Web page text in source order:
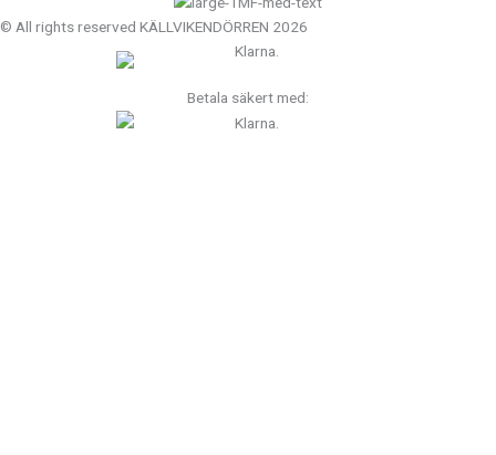
© All rights reserved KÄLLVIKENDÖRREN 2026
Betala säkert med: